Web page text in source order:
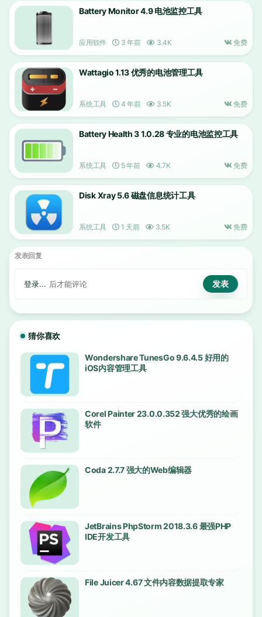
Battery Monitor 4.9 电池监控工具
应用软件 3 年前 3.4K 免费
Wattagio 1.13 优秀的电池管理工具
系统工具 4 年前 3.5K 免费
Battery Health 3 1.0.28 专业的电池监控工具
系统工具 5 年前 4.7K 免费
Disk Xray 5.6 磁盘信息统计工具
系统工具 1 天前 3.5K 免费
发表回复
登录... 后才能评论
猜你喜欢
Wondershare TunesGo 9.6.4.5 好用的
iOS内容管理工具
Corel Painter 23.0.0.352 强大优秀的绘画
软件
Coda 2.7.7 强大的Web编辑器
JetBrains PhpStorm 2018.3.6 最强PHP
IDE开发工具
File Juicer 4.67 文件内容数据提取专家